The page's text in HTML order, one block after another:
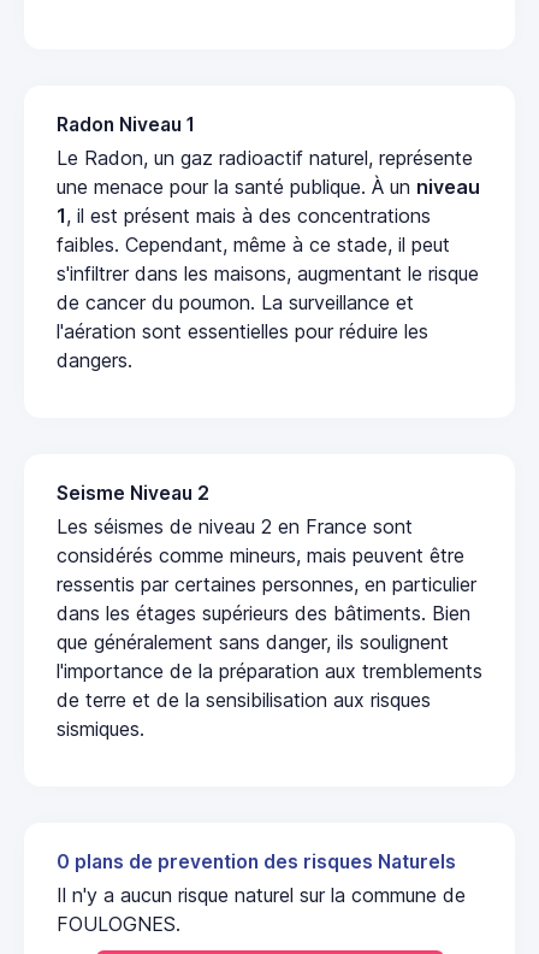
Radon Niveau 1
Le Radon, un gaz radioactif naturel, représente
une menace pour la santé publique. À un niveau
1, il est présent mais à des concentrations
faibles. Cependant, même à ce stade, il peut
s'infiltrer dans les maisons, augmentant le risque
de cancer du poumon. La surveillance et
l'aération sont essentielles pour réduire les
dangers.
Seisme Niveau 2
Les séismes de niveau 2 en France sont
considérés comme mineurs, mais peuvent être
ressentis par certaines personnes, en particulier
dans les étages supérieurs des bâtiments. Bien
que généralement sans danger, ils soulignent
l'importance de la préparation aux tremblements
de terre et de la sensibilisation aux risques
sismiques.
0 plans de prevention des risques Naturels
Il n'y a aucun risque naturel sur la commune de
FOULOGNES.